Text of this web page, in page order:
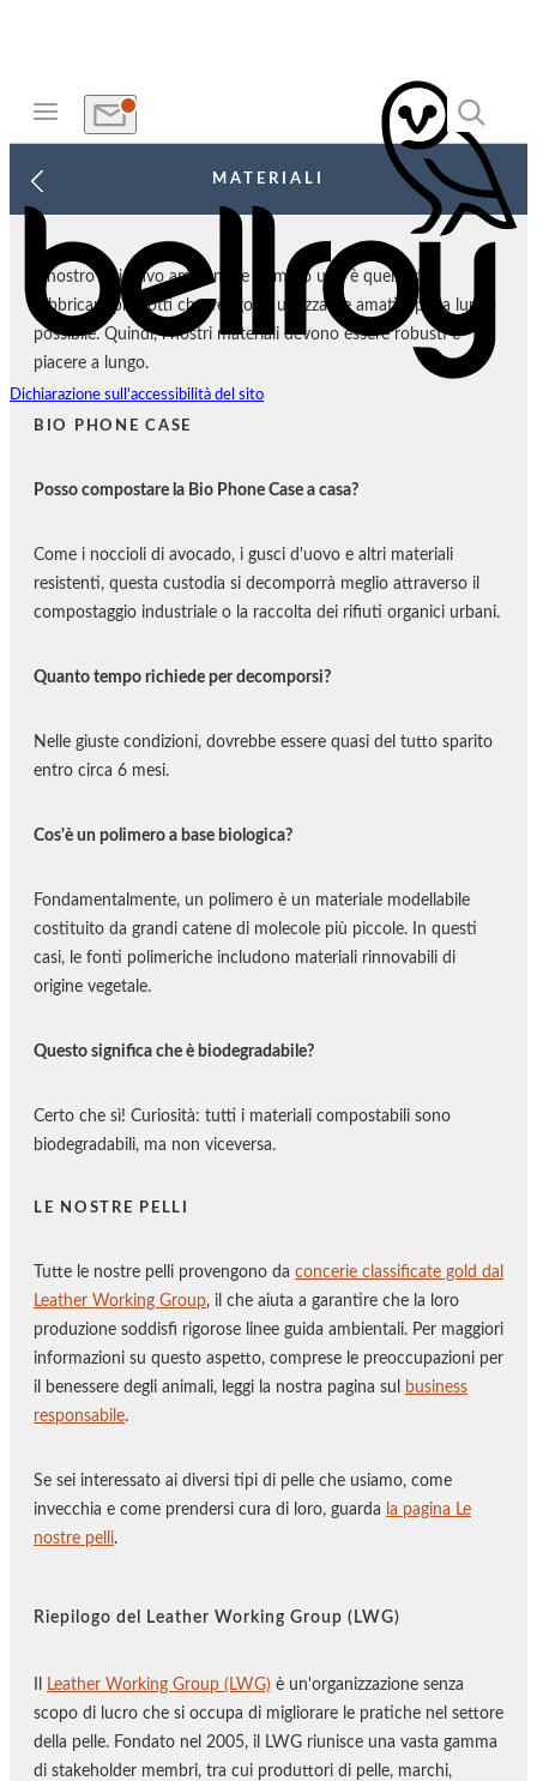
Dichiarazione sull'accessibilità del sito
MATERIALI
Il nostro obiettivo ambientale numero uno è quello di
fabbricare prodotti che vengono utilizzati e amati il più a lungo
possibile. Quindi, i nostri materiali devono essere robusti e
piacere a lungo.
BIO PHONE CASE
Posso compostare la Bio Phone Case a casa?
Come i noccioli di avocado, i gusci d'uovo e altri materiali
resistenti, questa custodia si decomporrà meglio attraverso il
compostaggio industriale o la raccolta dei rifiuti organici urbani.
Quanto tempo richiede per decomporsi?
Nelle giuste condizioni, dovrebbe essere quasi del tutto sparito
entro circa 6 mesi.
Cos'è un polimero a base biologica?
Fondamentalmente, un polimero è un materiale modellabile
costituito da grandi catene di molecole più piccole. In questi
casi, le fonti polimeriche includono materiali rinnovabili di
origine vegetale.
Questo significa che è biodegradabile?
Certo che sì! Curiosità: tutti i materiali compostabili sono
biodegradabili, ma non viceversa.
LE NOSTRE PELLI
Tutte le nostre pelli provengono da concerie classificate gold dal
Leather Working Group, il che aiuta a garantire che la loro
produzione soddisfi rigorose linee guida ambientali. Per maggiori
informazioni su questo aspetto, comprese le preoccupazioni per
il benessere degli animali, leggi la nostra pagina sul
business
responsabile.
Se sei interessato ai diversi tipi di pelle che usiamo, come
invecchia e come prendersi cura di loro, guarda la pagina Le
nostre pelli.
Riepilogo del Leather Working Group (LWG)
Leather Working Group (LWG) è un'organizzazione senza
scopo di lucro che si occupa di migliorare le pratiche nel settore
della pelle. Fondato nel 2005, il LWG riunisce una vasta gamma
di stakeholder membri, tra cui produttori di pelle, marchi,